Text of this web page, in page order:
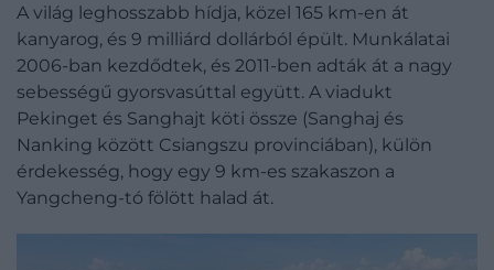
A világ leghosszabb hídja, közel 165 km-en át
kanyarog, és 9 milliárd dollárból épült. Munkálatai
2006-ban kezdődtek, és 2011-ben adták át a nagy
sebességű gyorsvasúttal együtt. A viadukt
Pekinget és Sanghajt köti össze (Sanghaj és
Nanking között Csiangszu provinciában), külön
érdekesség, hogy egy 9 km-es szakaszon a
Yangcheng-tó fölött halad át.